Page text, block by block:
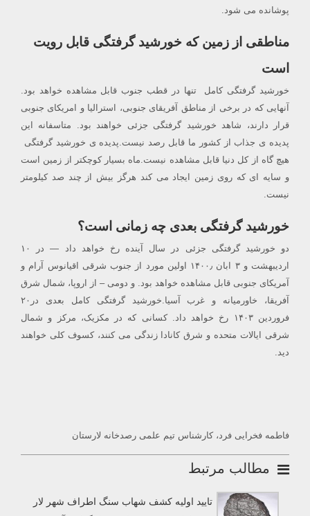
پوشانده می شود.
مناطقی از زمین که خورشید گرفتگی قابل رویت
است
خورشید گرفتگی کامل تنها در قطب جنوب قابل مشاهده خواهد بود.
آنهایی که در برخی از مناطق آفریقای جنوبی، استرالیا و امریکای جنوبی
قرار دارند، شاهد خورشید گرفتگی جزئی خواهند بود. متاسفانه این
پدیده ی جذاب از کشور ما قابل رصد نیست.پدیده ی خورشید گرفتگی
هیچ گاه از کل دنیا قابل مشاهده نیست.ماه بسیار کوچکتر از زمین است
و سایه ای که روی زمین ایجاد می کند هرگز بیش از چند صد کیلومتر
نیست.
خورشید گرفتگی بعدی چه زمانی است؟
دو خورشید گرفتگی جزئی در سال آینده رخ خواهد داد — در ۱۰
اردیبهشت و ۳ ابان ۱۴۰۰٫ اولین مورد از جنوب شرقی اقیانوس آرام و
آمریکای جنوبی قابل مشاهده خواهد بود. و دومی – از اروپا، شمال شرق
آفریقا، خاورمیانه و غرب آسیا.خورشید گرفتگی کامل بعدی در۲۰
فروردین ۱۴۰۳ رخ خواهد داد. کسانی که در مکزیک، مرکز و شمال
شرقی ایالات متحده و شرق کانادا زندگی می کنند، کسوف کلی خواهند
دید.
فاطمه فخرایی فرد، کارشناس تیم علمی رصدخانه لارستان
مطالب مرتبط
تایید اولیه کشف شهاب سنگ اطراف شهر لار